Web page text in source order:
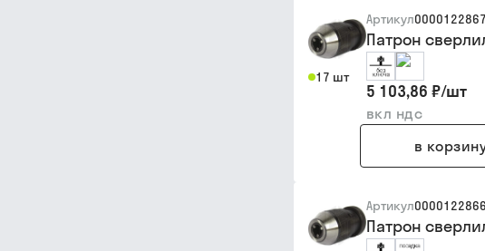
17 шт
Артикул
Патрон
5 103,86 ₽/шт
вкл ндс
в
Артикул
Патрон